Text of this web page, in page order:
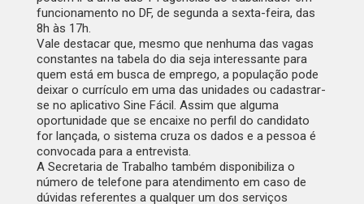
funcionamento no DF, de segunda a sexta-feira, das
8h às 17h.
Vale destacar que, mesmo que nenhuma das vagas
constantes na tabela do dia seja interessante para
quem está em busca de emprego, a população pode
deixar o currículo em uma das unidades ou cadastrar-
se no aplicativo Sine Fácil. Assim que alguma
oportunidade que se encaixe no perfil do candidato
for lançada, o sistema cruza os dados e a pessoa é
convocada para a entrevista.
A Secretaria de Trabalho também disponibiliza o
número de telefone para atendimento em caso de
dúvidas referentes a qualquer um dos serviços